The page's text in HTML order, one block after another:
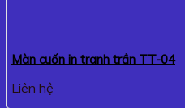
Màn cuốn in tranh trần TT-04
Liên hệ